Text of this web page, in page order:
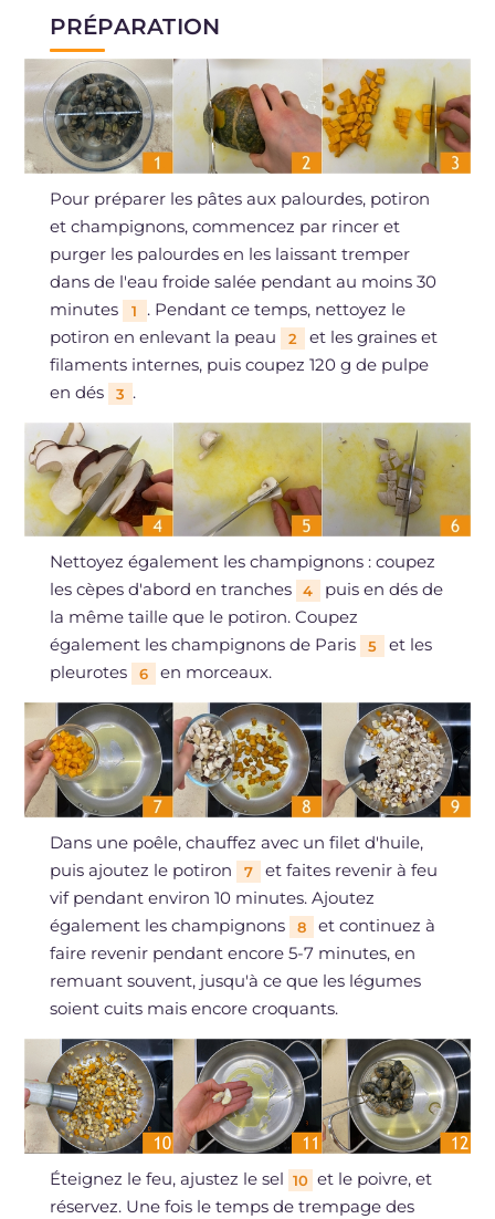
PRÉPARATION
Pour préparer les pâtes aux palourdes, potiron
et champignons, commencez par rincer et
purger les palourdes en les laissant tremper
dans de l'eau froide salée pendant au moins 30
minutes
1
. Pendant ce temps, nettoyez le
potiron en enlevant la peau
2
et les graines et
filaments internes, puis coupez 120 g de pulpe
en dés
3 .
Nettoyez également les champignons : coupez
les cèpes d'abord en tranches
4
puis en dés de
la même taille que le potiron. Coupez
également les champignons de Paris
5
et les
pleurotes
6 en morceaux.
Dans une poêle, chauffez avec un filet d'huile,
puis ajoutez le potiron
7
et faites revenir à feu
vif pendant environ 10 minutes. Ajoutez
également les champignons
8
et continuez à
faire revenir pendant encore 5-7 minutes, en
remuant souvent, jusqu'à ce que les légumes
soient cuits mais encore croquants.
Éteignez le feu, ajustez le sel 10 et le poivre, et
réservez. Une fois le temps de trempage des